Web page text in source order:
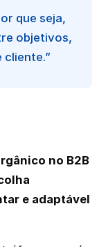
que seja,
objetivos,
no B2B
e adaptável